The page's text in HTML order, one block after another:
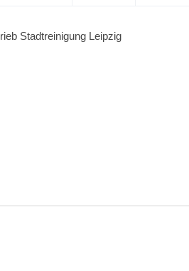
Stadtreinigung Leipzig